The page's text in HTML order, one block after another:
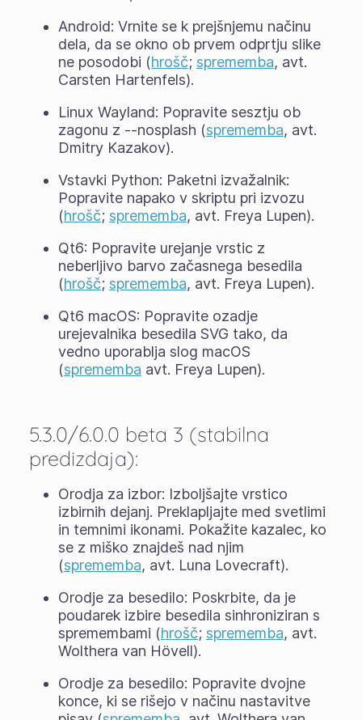
Android: Vrnite se k prejšnjemu načinu
dela, da se okno ob prvem odprtju slike
ne posodobi (hrošč; sprememba, avt.
Carsten Hartenfels).
Linux Wayland: Popravite sesztju ob
zagonu z --nosplash (sprememba, avt.
Dmitry Kazakov).
Vstavki Python: Paketni izvažalnik:
Popravite napako v skriptu pri izvozu
(hrošč; sprememba, avt. Freya Lupen).
Qt6: Popravite urejanje vrstic z
neberljivo barvo začasnega besedila
(hrošč; sprememba, avt. Freya Lupen).
Qt6 macOS: Popravite ozadje
urejevalnika besedila SVG tako, da
vedno uporablja slog macOS
(sprememba avt. Freya Lupen).
5.3.0/6.0.0 beta 3 (stabilna
predizdaja):
Orodja za izbor: Izboljšajte vrstico
izbirnih dejanj. Preklapljajte med svetlimi
in temnimi ikonami. Pokažite kazalec, ko
se z miško znajdeš nad njim
(sprememba, avt. Luna Lovecraft).
Orodje za besedilo: Poskrbite, da je
poudarek izbire besedila sinhroniziran s
spremembami (hrošč; sprememba, avt.
Wolthera van Hövell).
Orodje za besedilo: Popravite dvojne
konce, ki se rišejo v načinu nastavitve